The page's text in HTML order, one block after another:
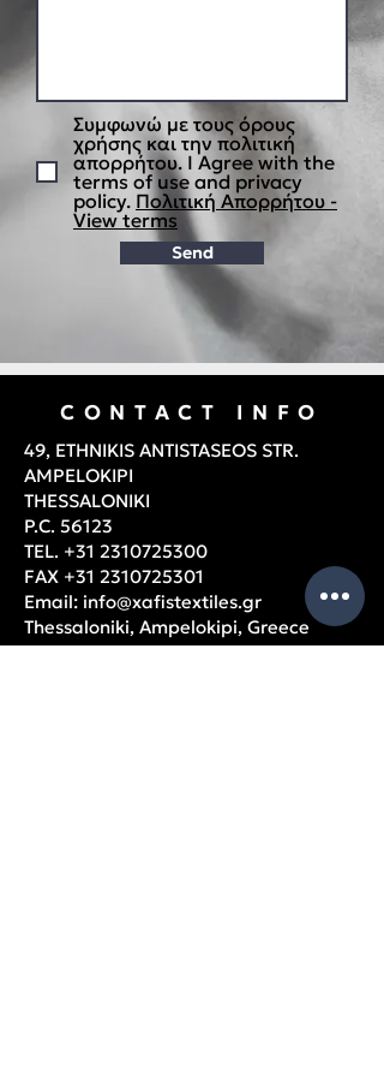
Συμφωνώ με τους όρους
χρήσης και την πολιτική
απορρήτου. I Agree with the
terms of use and privacy
policy. Πολιτική Απορρήτου -
View terms
Send
CONTACT INFO
49, ETHNIKIS ANTISTASEOS STR.
AMPELOKIPI
THESSALONIKI
P.C. 56123
TEL. +31 2310725300
FAX +31 2310725301
Email: info@xafistextiles.gr
Thessaloniki, Ampelokipi, Greece